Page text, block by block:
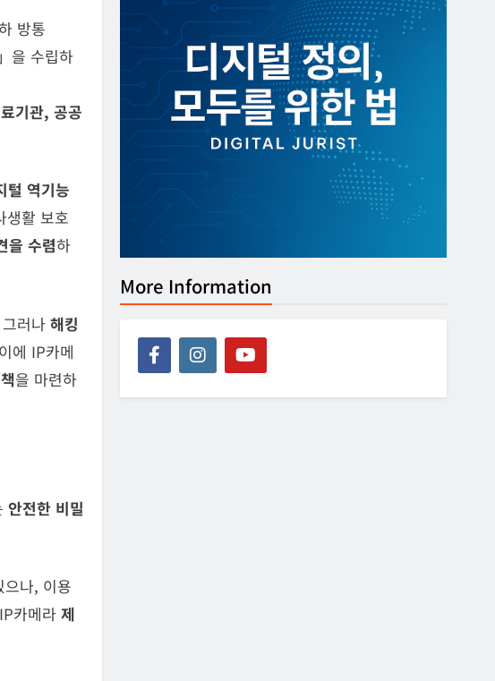
방통
」을 수립하
기관, 공공
털 역기능
생활 보호
을 수렴하
러나 해킹
에 IP카메
을 마련하
안전한 비밀
나, 이용
카메라제
More Information